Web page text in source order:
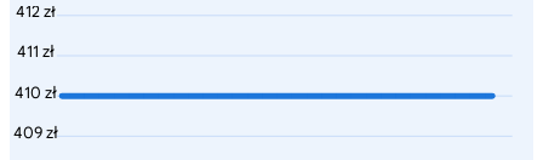
412 zł
411 zł
410 zł
409 zł